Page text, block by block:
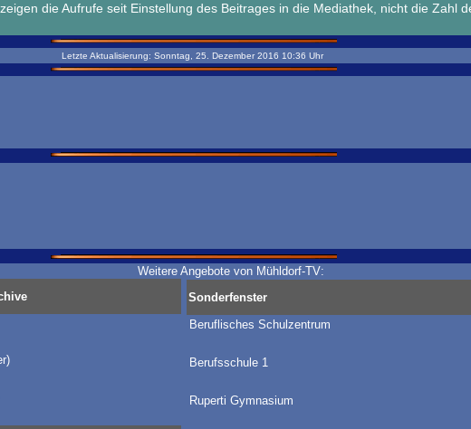
die Aufrufe seit Einstellung des Beitrages in die Mediathek, nicht die Zahl
Letzte Aktualisierung: Sonntag, 25. Dezember 2016 10:36 Uhr
Weitere Angebote von Mühldorf-TV:
Sonderfenster
Beruflisches Schulzentrum
Berufsschule 1
Ruperti Gymnasium